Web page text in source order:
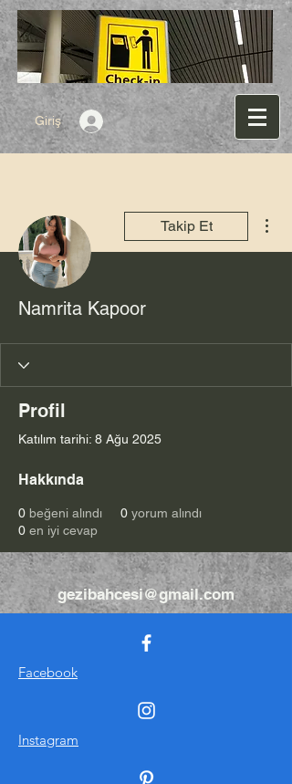
Giriş
Takip Et
Namrita Kapoor
Profil
Katılım tarihi: 8 Ağu 2025
Hakkında
0 beğeni alındı 0 yorum alındı
0 en iyi cevap
gezibahcesi@gmail.com
Facebook
Instagram